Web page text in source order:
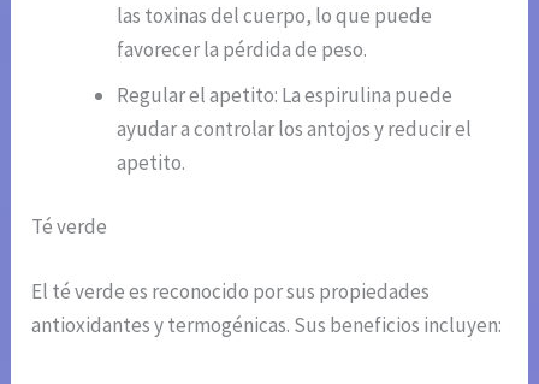
las toxinas del cuerpo, lo que puede
favorecer la pérdida de peso.
Regular el apetito: La espirulina puede
ayudar a controlar los antojos y reducir el
apetito.
Té verde
El té verde es reconocido por sus propiedades
antioxidantes y termogénicas. Sus beneficios incluyen: